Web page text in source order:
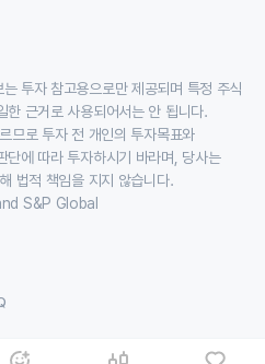
투자 참고용으로만 제공되며 특정 주식
한 근거로 사용되어서는 안 됩니다.
므로 투자 전 개인의 투자목표와
단에 따라 투자하시기 바라며, 당사는
법적 책임을 지지 않습니다.
S&P Global